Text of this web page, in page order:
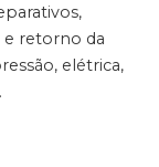
e retorno da
elétrica,